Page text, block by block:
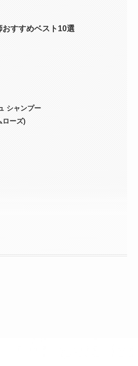
すすめベスト10選
シャンプー
ローズ)